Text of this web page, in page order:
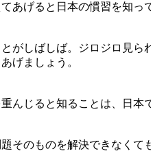
あげると日本の慣習を知っ
がしばしば。ジロジロ見
げましょう。
んじると知ることは、日
そのものを解決できなく